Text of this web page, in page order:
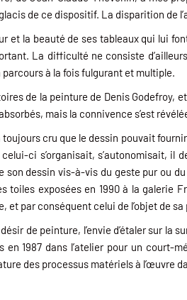
glacis de ce dispositif. La disparition de
et la beauté de ses tableaux qui lui
La difficulté ne consiste
parcours à la fois fulgurant et multiple.
de la peinture de Denis Godefroy,
mais la connivence s’est
toujours cru que le dessin pouvait
ci s’organisait, s’autonomisait, il
son dessin vis-à-vis du geste pur ou
toiles exposées en 1990 à la galerie
et par conséquent celui de l’objet de
désir de peinture, l’envie d’étaler sur
en 1987 dans l’atelier pour un court-
des processus matériels à l’œuvre